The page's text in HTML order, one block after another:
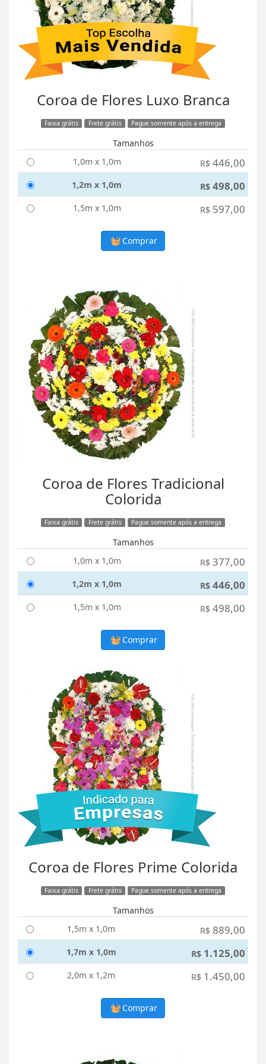
Coroa de Flores Luxo Branca
Faixa grátis Frete grátis Pague somente após a entrega
Tamanhos
1,0m x 1,0m
R$ 446,00
1,2m x 1,0m R$ 498,00
1,5m x 1,0m R$ 597,00
Comprar
Coroa de Flores Tradicional
Colorida
Faixa grátis Frete grátis Pague somente após a entrega
Tamanhos
1,0m x 1,0m
R$ 377,00
1,2m x 1,0m R$ 446,00
1,5m x 1,0m R$ 498,00
Comprar
Coroa de Flores Prime Colorida
Faixa grátis Frete grátis Pague somente após a entrega
Tamanhos
1,5m x 1,0m
R$ 889,00
1,7m x 1,0m R$ 1.125,00
2,0m x 1,2m R$ 1.450,00
Comprar